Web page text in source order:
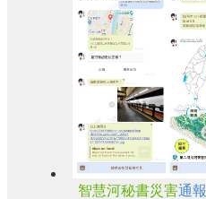
智慧河秘書災害通報